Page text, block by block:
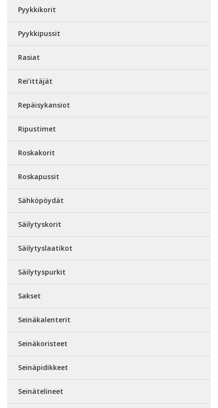
Pyykkikorit
Pyykkipussit
Rasiat
Rei’ittäjät
Repäisykansiot
Ripustimet
Roskakorit
Roskapussit
Sähköpöydät
Säilytyskorit
Säilytyslaatikot
Säilytyspurkit
Sakset
Seinäkalenterit
Seinäkoristeet
Seinäpidikkeet
Seinätelineet